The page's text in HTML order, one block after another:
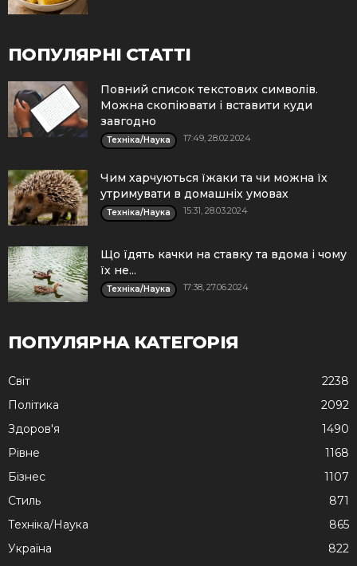
ПОПУЛЯРНІ СТАТТІ
Повний список текстових символів.
Можна скопіювати і вставити куди
завгодно
Техніка/Наука 17:49, 28.02.2024
Чим харчуються їжаки та чи можна їх
утримувати в домашніх умовах
Техніка/Наука 15:31, 28.03.2024
Що їдять качки на ставку та вдома і чому
їх не...
Техніка/Наука 17:38, 27.06.2024
ПОПУЛЯРНА КАТЕГОРІЯ
Cвіт
2238
Політика
2092
Здоров'я
1490
Рівне
1168
Бізнес
1107
Стиль
871
Техніка/Наука
865
Україна
822